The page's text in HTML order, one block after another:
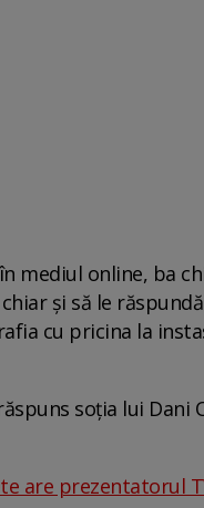
mediul online, ba
și să le
cu pricina la
soția lui Dani
are prezentatorul